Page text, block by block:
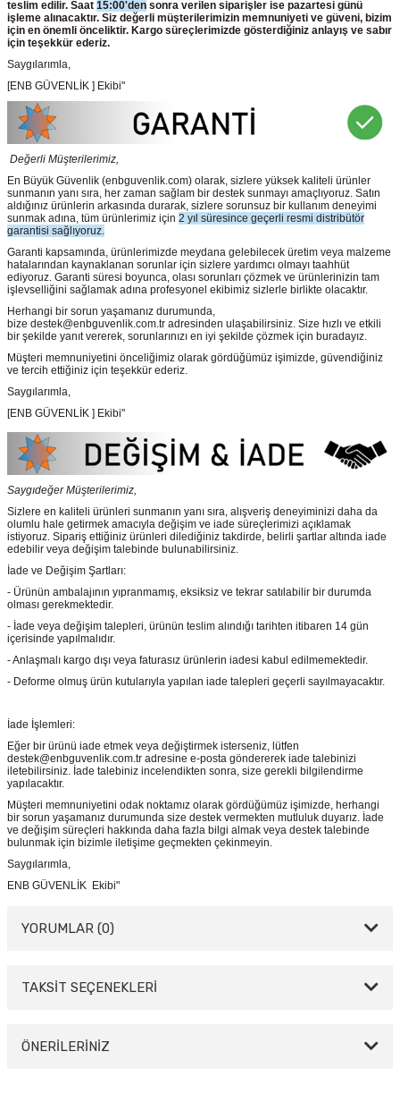
teslim edilir. Saat 15:00'den sonra verilen siparişler ise pazartesi günü
işleme alınacaktır. Siz değerli müşterilerimizin memnuniyeti ve güveni, bizim
için en önemli önceliktir. Kargo süreçlerimizde gösterdiğiniz anlayış ve sabır
için teşekkür ederiz.
Saygılarımla,
[ENB GÜVENLİK ] Ekibi"
Değerli Müşterilerimiz,
En Büyük Güvenlik (enbguvenlik.com) olarak, sizlere yüksek kaliteli ürünler
sunmanın yanı sıra, her zaman sağlam bir destek sunmayı amaçlıyoruz. Satın
aldığınız ürünlerin arkasında durarak, sizlere sorunsuz bir kullanım deneyimi
sunmak adına, tüm ürünlerimiz için 2 yıl süresince geçerli resmi distribütör
garantisi sağlıyoruz.
Garanti kapsamında, ürünlerimizde meydana gelebilecek üretim veya malzeme
hatalarından kaynaklanan sorunlar için sizlere yardımcı olmayı taahhüt
ediyoruz. Garanti süresi boyunca, olası sorunları çözmek ve ürünlerinizin tam
işlevselliğini sağlamak adına profesyonel ekibimiz sizlerle birlikte olacaktır.
Herhangi bir sorun yaşamanız durumunda,
bize destek@enbguvenlik.com.tr adresinden ulaşabilirsiniz. Size hızlı ve etkili
bir şekilde yanıt vererek, sorunlarınızı en iyi şekilde çözmek için buradayız.
Müşteri memnuniyetini önceliğimiz olarak gördüğümüz işimizde, güvendiğiniz
ve tercih ettiğiniz için teşekkür ederiz.
Saygılarımla,
[ENB GÜVENLİK ] Ekibi"
Saygıdeğer Müşterilerimiz,
Sizlere en kaliteli ürünleri sunmanın yanı sıra, alışveriş deneyiminizi daha da
olumlu hale getirmek amacıyla değişim ve iade süreçlerimizi açıklamak
istiyoruz. Sipariş ettiğiniz ürünleri dilediğiniz takdirde, belirli şartlar altında iade
edebilir veya değişim talebinde bulunabilirsiniz.
İade ve Değişim Şartları:
- Ürünün ambalajının yıpranmamış, eksiksiz ve tekrar satılabilir bir durumda
olması gerekmektedir.
- İade veya değişim talepleri, ürünün teslim alındığı tarihten itibaren 14 gün
içerisinde yapılmalıdır.
- Anlaşmalı kargo dışı veya faturasız ürünlerin iadesi kabul edilmemektedir.
- Deforme olmuş ürün kutularıyla yapılan iade talepleri geçerli sayılmayacaktır.
İade İşlemleri:
Eğer bir ürünü iade etmek veya değiştirmek isterseniz, lütfen
destek@enbguvenlik.com.tr adresine e-posta göndererek iade talebinizi
iletebilirsiniz. İade talebiniz incelendikten sonra, size gerekli bilgilendirme
yapılacaktır.
Müşteri memnuniyetini odak noktamız olarak gördüğümüz işimizde, herhangi
bir sorun yaşamanız durumunda size destek vermekten mutluluk duyarız. İade
ve değişim süreçleri hakkında daha fazla bilgi almak veya destek talebinde
bulunmak için bizimle iletişime geçmekten çekinmeyin.
Saygılarımla,
ENB GÜVENLİK Ekibi"
YORUMLAR (0)
Bu ürüne ilk yorumu siz yapın!
TAKSİT SEÇENEKLERİ
ÖNERİLERİNİZ